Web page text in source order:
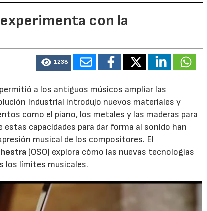
con la
1238
a los antiguos músicos ampliar las
Industrial introdujo nuevos materiales y
como el piano, los metales y las maderas para
estas capacidades para dar forma al sonido han
musical de los compositores. El
(OSO) explora cómo las nuevas tecnologías
los límites musicales.